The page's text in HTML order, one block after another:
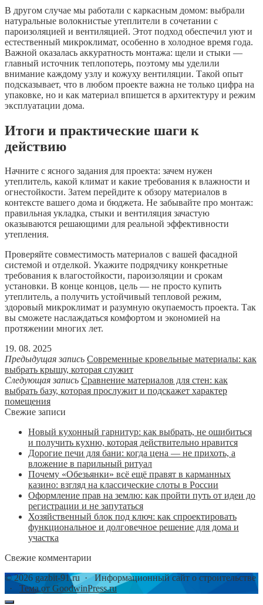
В другом случае мы работали с каркасным домом: выбрали
натуральные волокнистые утеплители в сочетании с
пароизоляцией и вентиляцией. Этот подход обеспечил уют и
естественный микроклимат, особенно в холодное время года.
Важной оказалась аккуратность монтажа: щели и стыки —
главный источник теплопотерь, поэтому мы уделили
внимание каждому узлу и кожуху вентиляции. Такой опыт
подсказывает, что в любом проекте важна не только цифра на
упаковке, но и как материал впишется в архитектуру и режим
эксплуатации дома.
Итоги и практические шаги к
действию
Начните с ясного задания для проекта: зачем нужен
утеплитель, какой климат и какие требования к влажности и
огнестойкости. Затем перейдите к обзору материалов в
контексте вашего дома и бюджета. Не забывайте про монтаж:
правильная укладка, стыки и вентиляция зачастую
оказываются решающими для реальной эффективности
утепления.
Проверяйте совместимость материалов с вашей фасадной
системой и отделкой. Укажите подрядчику конкретные
требования к влагостойкости, пароизоляции и срокам
установки. В конце концов, цель — не просто купить
утеплитель, а получить устойчивый тепловой режим,
здоровый микроклимат и разумную окупаемость проекта. Так
вы сможете наслаждаться комфортом и экономией на
протяжении многих лет.
19. 08. 2025
Предыдущая запись Современные кровельные материалы: как
выбрать крышу, которая служит
Следующая запись Сравнение материалов для стен: как
выбрать базу, которая прослужит и подскажет характер
помещения
Свежие записи
Новый кухонный гарнитур: как выбрать, не ошибиться
и получить кухню, которая действительно нравится
Дорогие печи для бани: когда цена — не прихоть, а
вложение в парильный ритуал
Почему «Обезьянки» всё ещё правят в карманных
казино: взгляд на классические слоты в России
Оформление прав на землю: как пройти путь от идеи до
регистрации и не запутаться
Хозяйственный блок под ключ: как спроектировать
функциональное и долговечное решение для дома и
участка
Свежие комментарии
©2026 gazbit-91.ru ·Информационный сайт о строительстве
· Тема от GoodwinPress.ru